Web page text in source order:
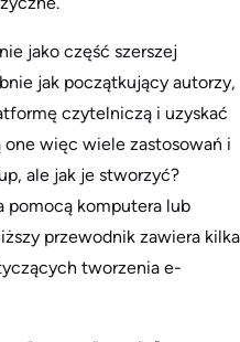
jako część szerszej
jak początkujący autorzy,
czytelniczą i uzyskać
one więc wiele zastosowań i
ale jak je stworzyć?
pomocą komputera lub
przewodnik zawiera kilka
tworzenia e-